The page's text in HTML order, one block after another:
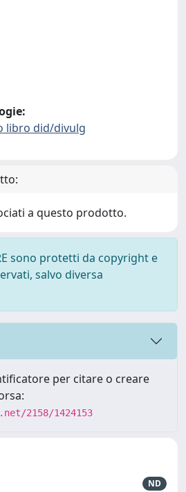
libro did/divulg
a questo prodotto.
sono protetti da copyright e
salvo diversa
per citare o creare
2158/1424153
ND